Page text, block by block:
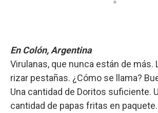
En Colón, Argentina
Virulanas, que nunca están de más.
rizar pestañas. ¿Cómo se llama?
Una cantidad de Doritos suficiente.
cantidad de papas fritas en